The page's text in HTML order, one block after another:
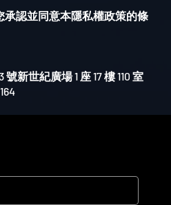
承認並同意本隱私權政策的條
號新世紀廣場1 座17樓110 室